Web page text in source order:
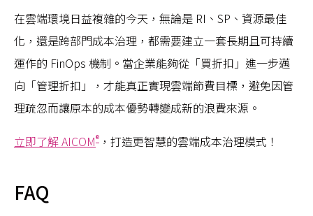
在雲端環境日益複雜的今天，無論是 RI、SP、資源最佳
化，還是跨部門成本治理，都需要建立一套長期且可持續
運作的 FinOps 機制。當企業能夠從「買折扣」進一步邁
向「管理折扣」，才能真正實現雲端節費目標，避免因管
理疏忽而讓原本的成本優勢轉變成新的浪費來源。
立即了解 AICOM® ，打造更智慧的雲端成本治理模式！
FAQ